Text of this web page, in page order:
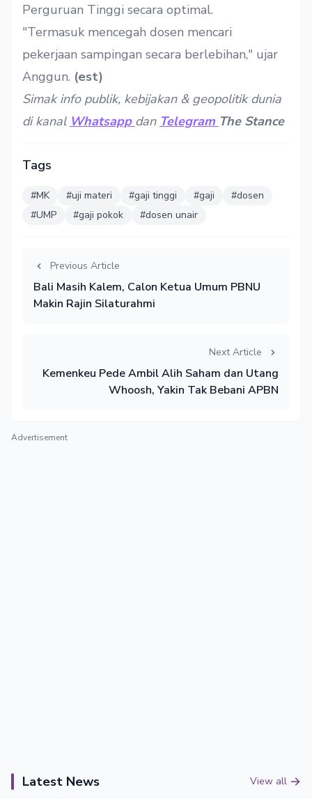
Perguruan Tinggi secara optimal.
"Termasuk mencegah dosen mencari
pekerjaan sampingan secara berlebihan," ujar
Anggun. (est)
Simak info publik, kebijakan & geopolitik dunia
di kanal Whatsapp dan Telegram The Stance
Tags
#MK #uji materi #gaji tinggi #gaji
#dosen
#UMP
#gaji pokok #dosen unair
Previous Article
Bali Masih Kalem, Calon Ketua Umum PBNU
Makin Rajin Silaturahmi
Next Article
Kemenkeu Pede Ambil Alih Saham dan Utang
Whoosh, Yakin Tak Bebani APBN
Advertisement
Latest News View all